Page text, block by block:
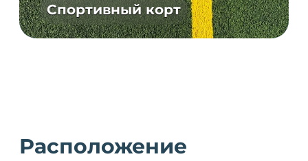
Спортивный корт
Расположение